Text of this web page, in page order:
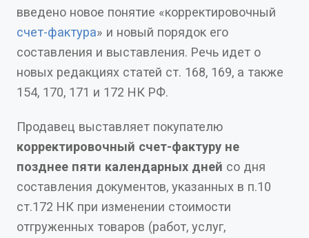
введено новое понятие «корректировочный
счет-фактура» и новый порядок его
составления и выставления. Речь идет о
новых редакциях статей ст. 168, 169, а также
154, 170, 171 и 172 НК РФ.
Продавец выставляет покупателю
корректировочный счет-фактуру не
позднее пяти календарных дней со дня
составления документов, указанных в п.10
ст.172 НК при изменении стоимости
отгруженных товаров (работ, услуг,